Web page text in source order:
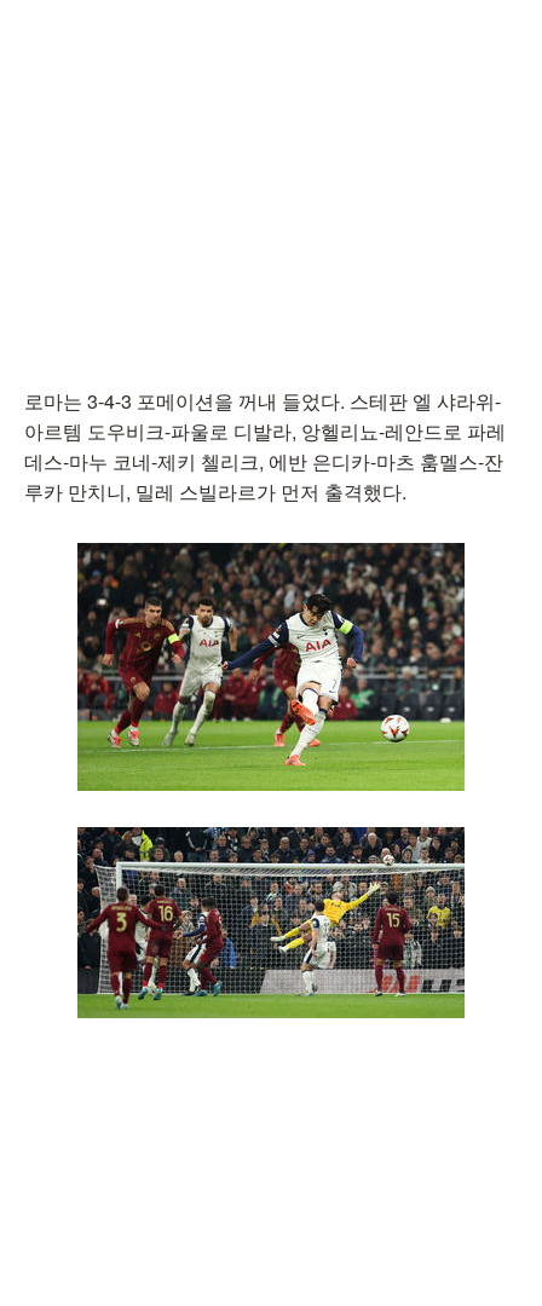
로마는 3-4-3 포메이션을 꺼내 들었다. 스테판 엘 샤라위-
아르템 도우비크-파울로 디발라, 앙헬리뇨-레안드로 파레
데스-마누 코네-제키 첼리크, 에반 은디카-마츠 훔멜스-잔
루카 만치니, 밀레 스빌라르가 먼저 출격했다.